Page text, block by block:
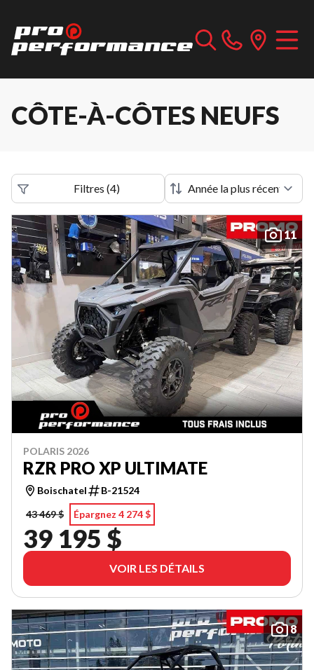
CÔTE-À-CÔTES NEUFS
Filtres (4)
11
POLARIS 2026
RZR PRO XP ULTIMATE
Boischatel
B-21524
43 469 $
Épargnez 4 274 $
39 195 $
VOIR LES DÉTAILS
8